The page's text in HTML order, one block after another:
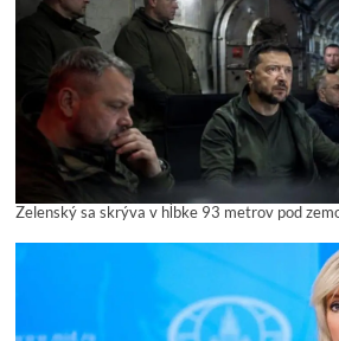
Zelenský sa skrýva v hĺbke 93 metrov pod